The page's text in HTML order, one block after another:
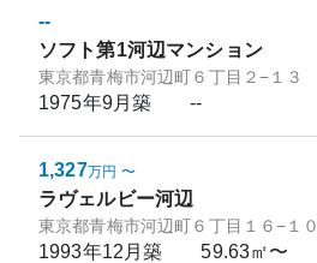
--
ソフト第1河辺マンション
東京都青梅市河辺町６丁目２−１３
1975年9月築 --
1,327万円 〜
ラヴェルビー河辺
東京都青梅市河辺町６丁目１６−１０
1993年12月築 59.63㎡〜